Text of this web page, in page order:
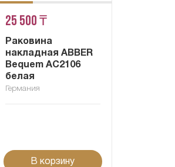
25 500 ₸
Раковина
накладная ABBER
Bequem AC2106
белая
Германия
В корзину